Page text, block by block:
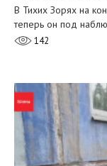
В Тихих Зорях на
теперь он под
142